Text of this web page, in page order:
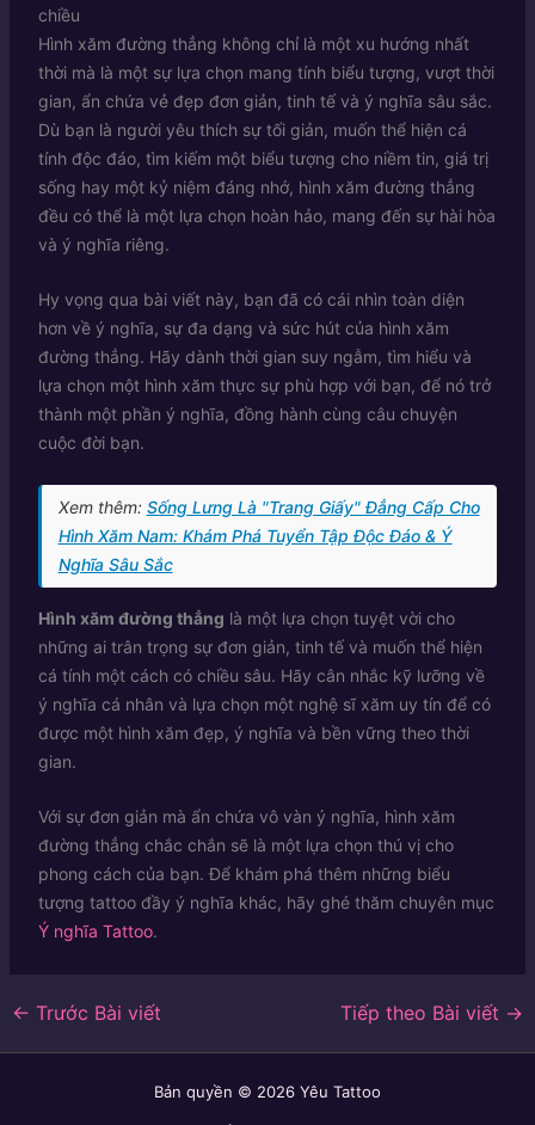
chiều
Hình xăm đường thẳng không chỉ là một xu hướng nhất
thời mà là một sự lựa chọn mang tính biểu tượng, vượt thời
gian, ẩn chứa vẻ đẹp đơn giản, tinh tế và ý nghĩa sâu sắc.
Dù bạn là người yêu thích sự tối giản, muốn thể hiện cá
tính độc đáo, tìm kiếm một biểu tượng cho niềm tin, giá trị
sống hay một kỷ niệm đáng nhớ, hình xăm đường thẳng
đều có thể là một lựa chọn hoàn hảo, mang đến sự hài hòa
và ý nghĩa riêng.
Hy vọng qua bài viết này, bạn đã có cái nhìn toàn diện
hơn về ý nghĩa, sự đa dạng và sức hút của hình xăm
đường thẳng. Hãy dành thời gian suy ngẫm, tìm hiểu và
lựa chọn một hình xăm thực sự phù hợp với bạn, để nó trở
thành một phần ý nghĩa, đồng hành cùng câu chuyện
cuộc đời bạn.
Xem thêm: Sống Lưng Là "Trang Giấy" Đẳng Cấp Cho
Hình Xăm Nam: Khám Phá Tuyển Tập Độc Đáo & Ý
Nghĩa Sâu Sắc
Hình xăm đường thẳng là một lựa chọn tuyệt vời cho
những ai trân trọng sự đơn giản, tinh tế và muốn thể hiện
cá tính một cách có chiều sâu. Hãy cân nhắc kỹ lưỡng về
ý nghĩa cá nhân và lựa chọn một nghệ sĩ xăm uy tín để có
được một hình xăm đẹp, ý nghĩa và bền vững theo thời
gian.
Với sự đơn giản mà ẩn chứa vô vàn ý nghĩa, hình xăm
đường thẳng chắc chắn sẽ là một lựa chọn thú vị cho
phong cách của bạn. Để khám phá thêm những biểu
tượng tattoo đầy ý nghĩa khác, hãy ghé thăm chuyên mục
Ý nghĩa Tattoo.
← Trước Bài viết Tiếp theo Bài viết →
Bản quyền © 2026 Yêu Tattoo